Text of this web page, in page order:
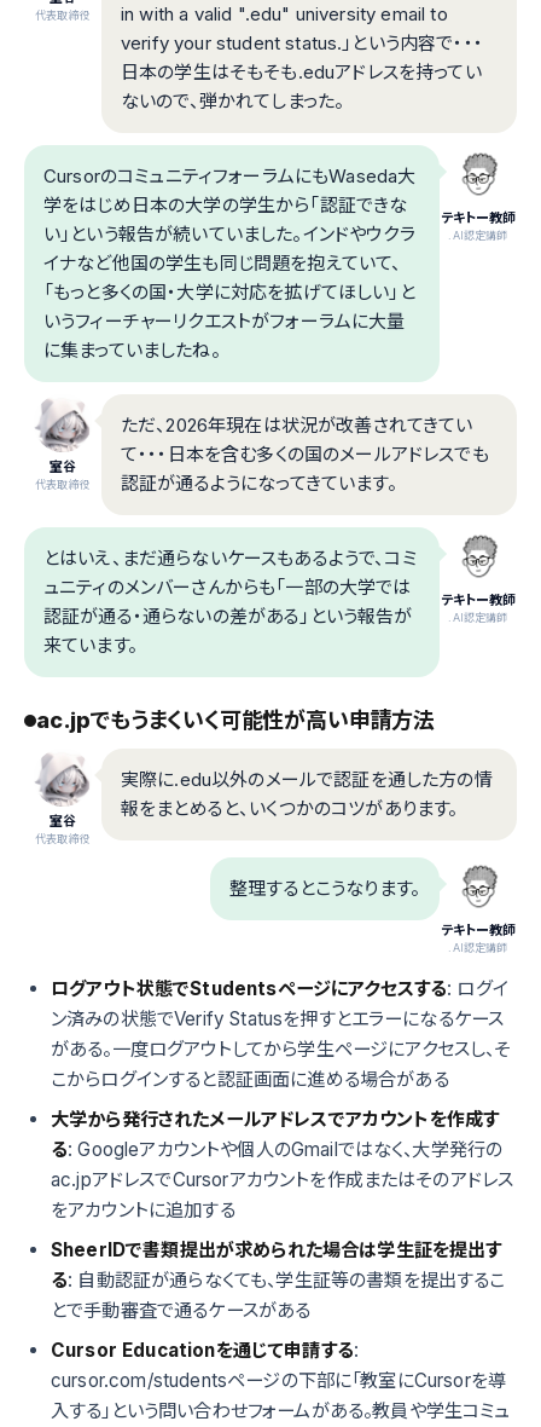
代表取締役
in with a valid ".edu" university email to
verify your student status.」という内容で・・・
日本の学生はそもそも.eduアドレスを持ってい
ないので、弾かれてしまった。
テキトー教師
.AI認定講師
CursorのコミュニティフォーラムにもWaseda大
学をはじめ日本の大学の学生から「認証できな
い」という報告が続いていました。インドやウクラ
イナなど他国の学生も同じ問題を抱えていて、
「もっと多くの国・大学に対応を拡げてほしい」と
いうフィーチャーリクエストがフォーラムに大量
に集まっていましたね。
室谷
代表取締役
ただ、2026年現在は状況が改善されてきてい
て・・・日本を含む多くの国のメールアドレスでも
認証が通るようになってきています。
テキトー教師
.AI認定講師
とはいえ、まだ通らないケースもあるようで、コミ
ュニティのメンバーさんからも「一部の大学では
認証が通る・通らないの差がある」という報告が
来ています。
ac.jpでもうまくいく可能性が高い申請方法
室谷
代表取締役
実際に.edu以外のメールで認証を通した方の情
報をまとめると、いくつかのコツがあります。
テキトー教師
.AI認定講師
整理するとこうなります。
ログアウト状態でStudentsページにアクセスする: ログイ
ン済みの状態でVerify Statusを押すとエラーになるケース
がある。一度ログアウトしてから学生ページにアクセスし、そ
こからログインすると認証画面に進める場合がある
大学から発行されたメールアドレスでアカウントを作成す
る: Googleアカウントや個人のGmailではなく、大学発行の
ac.jpアドレスでCursorアカウントを作成またはそのアドレス
をアカウントに追加する
SheerIDで書類提出が求められた場合は学生証を提出す
る: 自動認証が通らなくても、学生証等の書類を提出するこ
とで手動審査で通るケースがある
Cursor Educationを通じて申請する:
cursor.com/studentsページの下部に「教室にCursorを導
入する」という問い合わせフォームがある。教員や学生コミュ